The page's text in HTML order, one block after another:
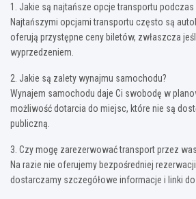
1. Jakie są najtańsze opcje transportu podczas
Najtańszymi opcjami transportu często są
oferują przystępne ceny biletów, zwłaszcza
wyprzedzeniem.
2. Jakie są zalety wynajmu samochodu?
Wynajem samochodu daje Ci swobodę w
możliwość dotarcia do miejsc, które nie są
publiczną.
3. Czy mogę zarezerwować transport przez
Na razie nie oferujemy bezpośredniej
dostarczamy szczegółowe informacje i linki do